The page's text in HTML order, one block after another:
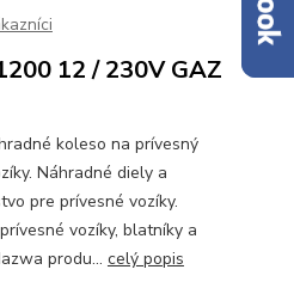
12 / 230V GAZ
koleso na prívesný
Náhradné diely a
pre prívesné vozíky.
vozíky, blatníky a
produ... celý popis